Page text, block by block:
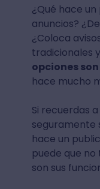
¿Qué hace
anuncios?
¿Coloca
tradicionales
opciones
hace mucho
Si recuerdas
seguramente
hace un
puede que
son sus